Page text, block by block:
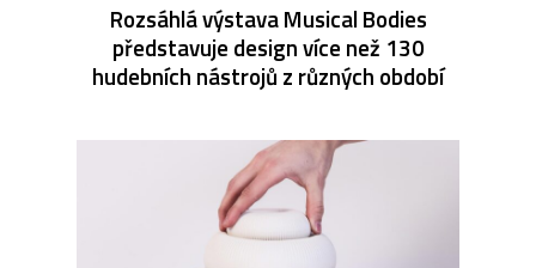
Rozsáhlá výstava Musical Bodies
představuje design více než 130
hudebních nástrojů z různých období